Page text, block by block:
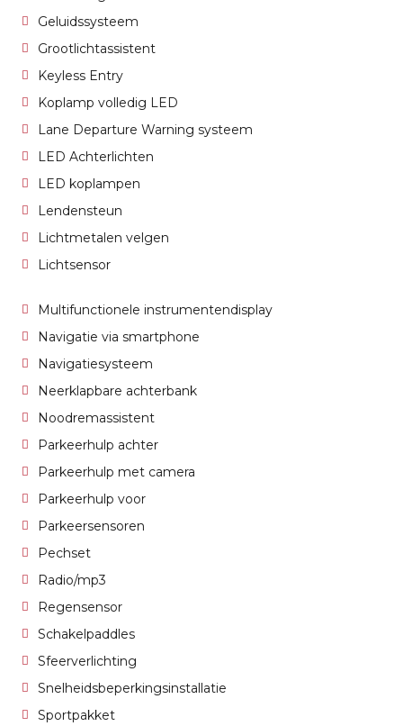
Geluidssysteem
Grootlichtassistent
Keyless Entry
Koplamp volledig LED
Lane Departure Warning systeem
LED Achterlichten
LED koplampen
Lendensteun
Lichtmetalen velgen
Lichtsensor
Multifunctionele instrumentendisplay
Navigatie via smartphone
Navigatiesysteem
Neerklapbare achterbank
Noodremassistent
Parkeerhulp achter
Parkeerhulp met camera
Parkeerhulp voor
Parkeersensoren
Pechset
Radio/mp3
Regensensor
Schakelpaddles
Sfeerverlichting
Snelheidsbeperkingsinstallatie
Sportpakket